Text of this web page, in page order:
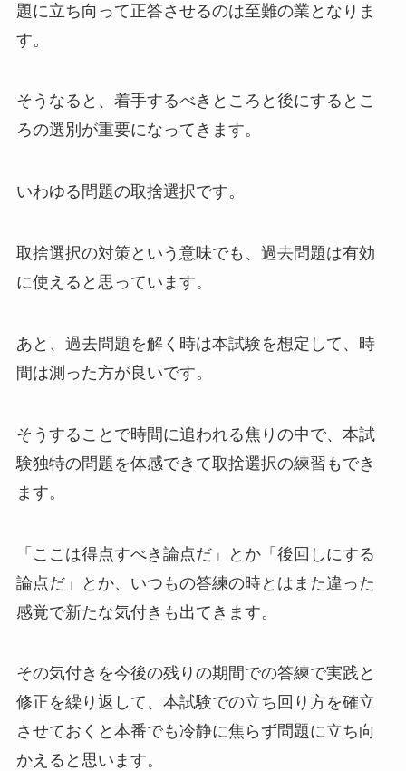
題に立ち向って正答させるのは至難の業となりま
す。
そうなると、着手するべきところと後にするとこ
ろの選別が重要になってきます。
いわゆる問題の取捨選択です。
取捨選択の対策という意味でも、過去問題は有効
に使えると思っています。
あと、過去問題を解く時は本試験を想定して、時
間は測った方が良いです。
そうすることで時間に追われる焦りの中で、本試
験独特の問題を体感できて取捨選択の練習もでき
ます。
「ここは得点すべき論点だ」とか「後回しにする
論点だ」とか、いつもの答練の時とはまた違った
感覚で新たな気付きも出てきます。
その気付きを今後の残りの期間での答練で実践と
修正を繰り返して、本試験での立ち回り方を確立
させておくと本番でも冷静に焦らず問題に立ち向
かえると思います。